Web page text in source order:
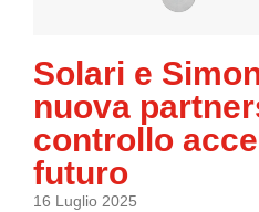
Solari e
nuova
controllo
futuro
16 Luglio 2025